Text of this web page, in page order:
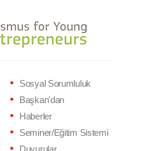
Sosyal Sorumluluk
Başkan'dan
Haberler
Seminer/Eğitim Sistemi